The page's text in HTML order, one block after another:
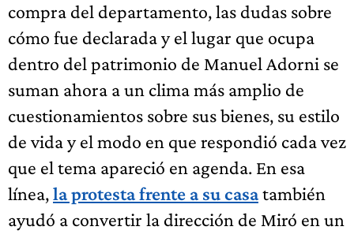
compra del departamento, las dudas sobre
cómo fue declarada y el lugar que ocupa
dentro del patrimonio de Manuel Adorni se
suman ahora a un clima más amplio de
cuestionamientos sobre sus bienes, su estilo
de vida y el modo en que respondió cada vez
que el tema apareció en agenda. En esa
línea,la protesta frente a su casatambién
ayudó a convertir la dirección de Miró en un